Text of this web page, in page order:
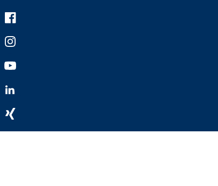
Youtube